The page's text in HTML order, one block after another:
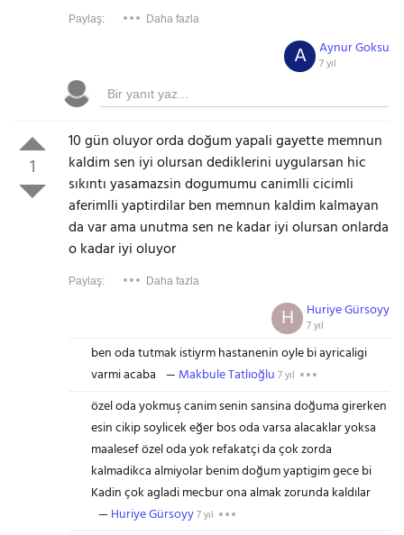
Paylaş: Daha fazla
Aynur Goksu
7 yıl
A
1
10 gün oluyor orda doğum yapali gayette memnun
kaldim sen iyi olursan dediklerini uygularsan hic
sıkıntı yasamazsin dogumumu canimlli cicimli
aferimlli yaptirdilar ben memnun kaldim kalmayan
da var ama unutma sen ne kadar iyi olursan onlarda
o kadar iyi oluyor
Paylaş: Daha fazla
Huriye Gürsoyy
7 yıl
H
ben oda tutmak istiyrm hastanenin oyle bi ayricaligi
varmi acaba
Makbule Tatlıoğlu 7 yıl
özel oda yokmuş canim senin sansina doğuma girerken
esin cikip soylicek eğer bos oda varsa alacaklar yoksa
maalesef özel oda yok refakatçi da çok zorda
kalmadikca almiyolar benim doğum yaptigim gece bi
Kadin çok agladi mecbur ona almak zorunda kaldılar
Huriye Gürsoyy7 yıl